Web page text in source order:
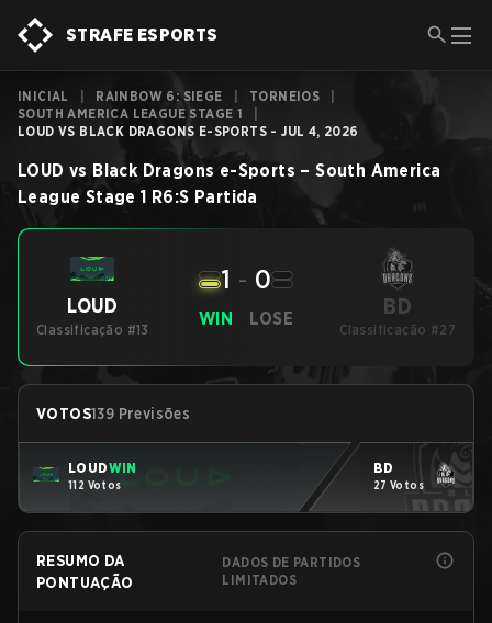
STRAFE ESPORTS
INICIAL RAINBOW 6: SIEGE TORNEIOS
SOUTH AMERICA LEAGUE STAGE 1
LOUD VS BLACK DRAGONS E-SPORTS - JUL 4, 2026
LOUD vs Black Dragons e-Sports –South America
League Stage 1 R6:S Partida
LOUD
Classificação #13
WIN
1 - 0
LOSE BD
Classificação #27
VOTOS139 Previsões
LOUDWIN
112 Votos
BD
27 Votos
RESUMO DA
PONTUAÇÃO
DADOS DE PARTIDOS
LIMITADOS